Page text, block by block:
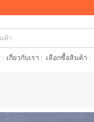
เกี่ยวกับเรา เลือกซื้อสินค้า